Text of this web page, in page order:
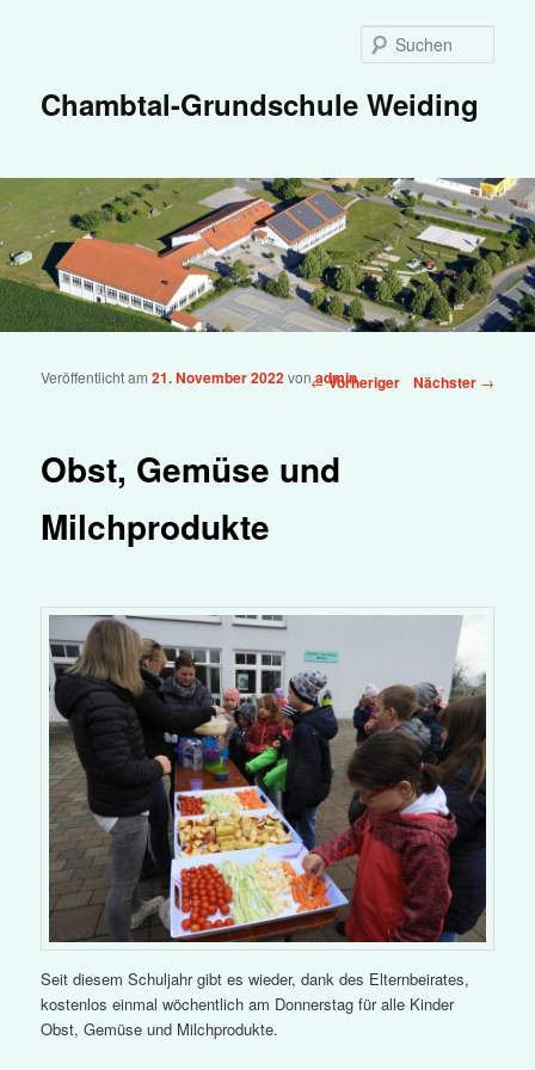
Chambtal-Grundschule Weiding
Beitragsnavigation
←Vorheriger Nächster →
Obst, Gemüse und
Milchprodukte
Veröffentlicht am21. November 2022vonadmin
Seit diesem Schuljahr gibt es wieder, dank des Elternbeirates,
kostenlos einmal wöchentlich am Donnerstag für alle Kinder
Obst, Gemüse und Milchprodukte.